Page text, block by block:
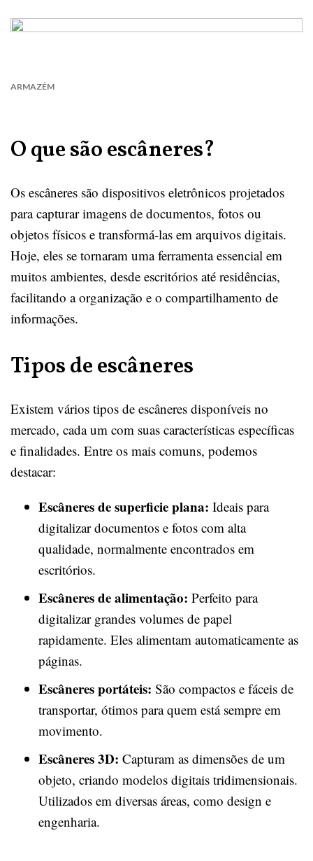
ARMAZÉM
O que são escâneres?
Os escâneres são dispositivos eletrônicos projetados
para capturar imagens de documentos, fotos ou
objetos físicos e transformá-las em arquivos digitais.
Hoje, eles se tornaram uma ferramenta essencial em
muitos ambientes, desde escritórios até residências,
facilitando a organização e o compartilhamento de
informações.
Tipos de escâneres
Existem vários tipos de escâneres disponíveis no
mercado, cada um com suas características específicas
e finalidades. Entre os mais comuns, podemos
destacar:
Escâneres de superficie plana: Ideais para
digitalizar documentos e fotos com alta
qualidade, normalmente encontrados em
escritórios.
Escâneres de alimentação: Perfeito para
digitalizar grandes volumes de papel
rapidamente. Eles alimentam automaticamente as
páginas.
Escâneres portáteis: São compactos e fáceis de
transportar, ótimos para quem está sempre em
movimento.
Escâneres 3D: Capturam as dimensões de um
objeto, criando modelos digitais tridimensionais.
Utilizados em diversas áreas, como design e
engenharia.